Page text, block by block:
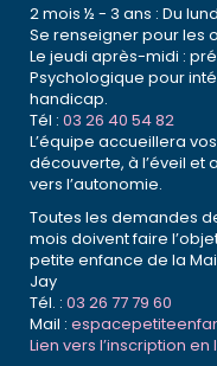
2 mois ½ - 3 ans : Du
Se renseigner pour les
Le jeudi après-midi :
Psychologique pour
handicap.
Tél : 03 26 40 54 82
L’équipe accueillera
découverte, à l’éveil et
vers l’autonomie.
Toutes les demandes
mois doivent faire
petite enfance de la
Jay
Tél. : 03 26 77 79 60
Mail :
Lien vers l’inscription en